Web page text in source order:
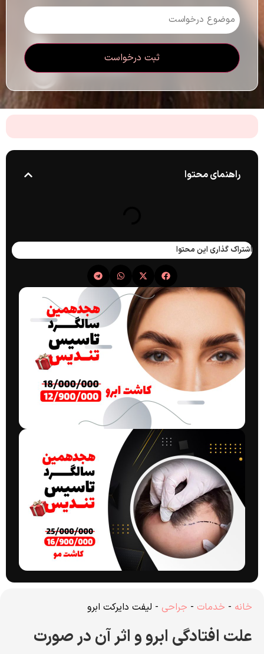
موضوع
درخواست
راهنمای محتوا
اشتراک گذاری این محتوا
خانه - خدمات - جراحی - لیفت دایرکت ابرو
علت افتادگی ابرو و اثر آن در صورت